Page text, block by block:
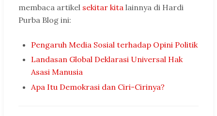
membaca artikel sekitar kita lainnya di Hardi
Purba Blog ini:
Pengaruh Media Sosial terhadap Opini Politik
Landasan Global Deklarasi Universal Hak
Asasi Manusia
Apa Itu Demokrasi dan Ciri-Cirinya?